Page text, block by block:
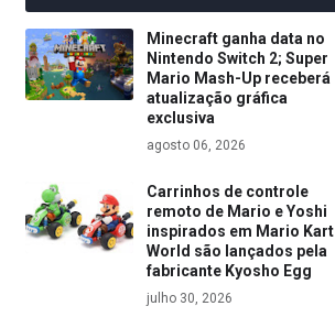
Minecraft ganha data no
Nintendo Switch 2; Super
Mario Mash-Up receberá
atualização gráfica
exclusiva
agosto 06, 2026
Carrinhos de controle
remoto de Mario e Yoshi
inspirados em Mario Kart
World são lançados pela
fabricante Kyosho Egg
julho 30, 2026